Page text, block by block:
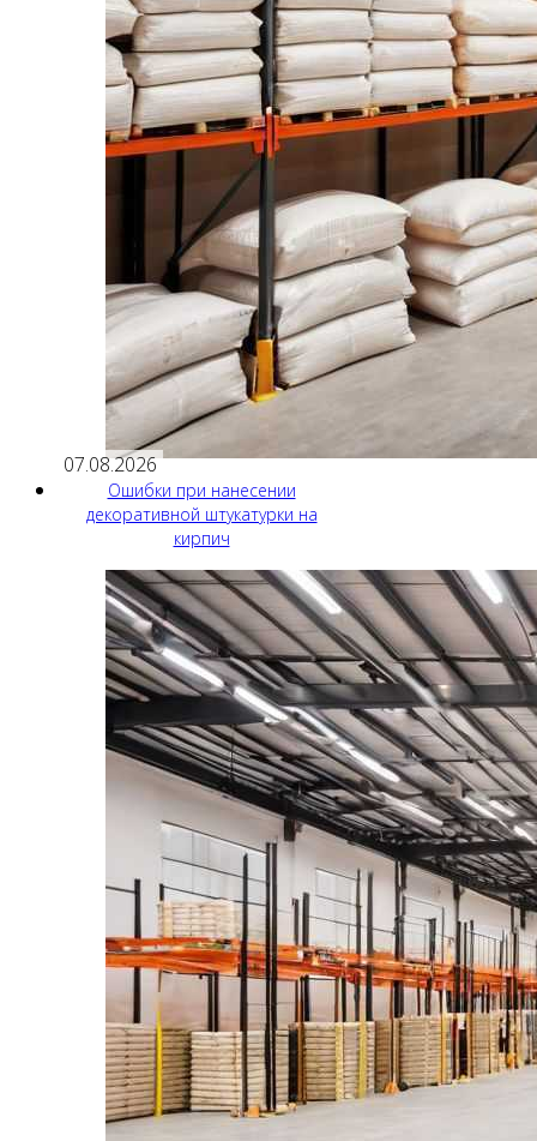
07.08.2026
Ошибки при нанесении
декоративной штукатурки на
кирпич